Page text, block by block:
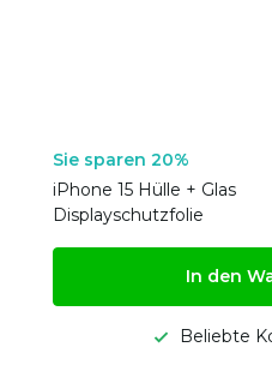
Sie sparen 20%
iPhone 15 Hülle + Glas
Displayschutzfolie
In den
Beliebte